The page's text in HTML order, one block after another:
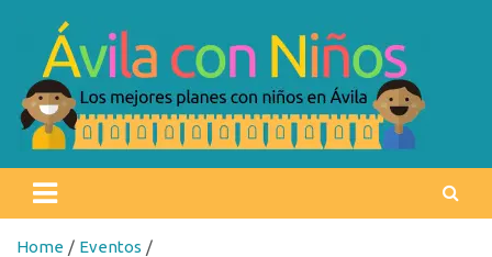
content
Ávila con niños
Home
Eventos